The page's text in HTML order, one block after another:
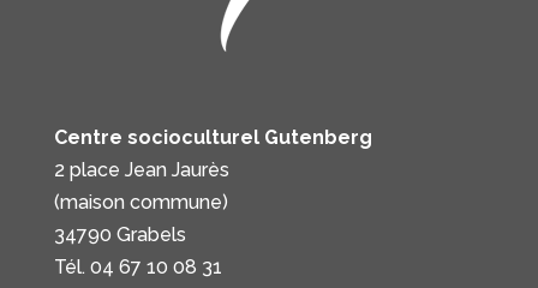
Centre socioculturel Gutenberg
2 place Jean Jaurès
(maison commune)
34790 Grabels
Tél. 04 67 10 08 31